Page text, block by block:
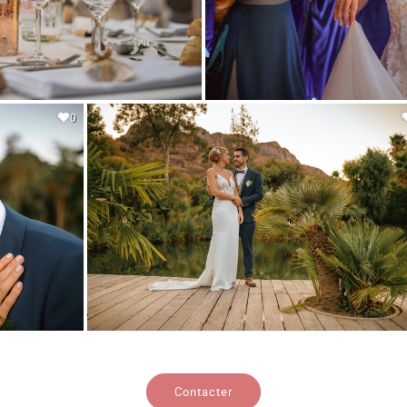
0
Contacter